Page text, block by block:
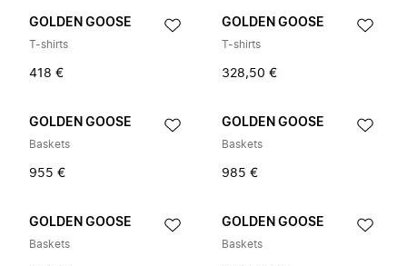
GOLDEN GOOSE
T-shirts
418 €
GOLDEN GOOSE
T-shirts
328,50 €
GOLDEN GOOSE
Baskets
955 €
GOLDEN GOOSE
Baskets
985 €
GOLDEN GOOSE
Baskets
GOLDEN GOOSE
Baskets